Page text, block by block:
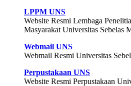
LPPM UNS
Website Resmi Lembaga
Masyarakat Universitas Sebelas
Webmail UNS
Webmail Resmi Universitas
Perpustakaan UNS
Website Resmi Perpustakaan